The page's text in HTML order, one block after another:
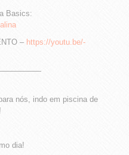
Basics:
– https://youtu.be/-
nós, indo em piscina de
dia!